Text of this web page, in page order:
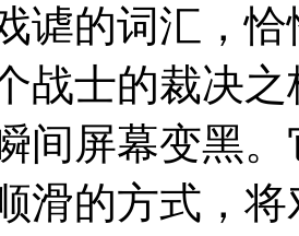
谑的词汇，
战士的裁决
间屏幕变黑
滑的方式，